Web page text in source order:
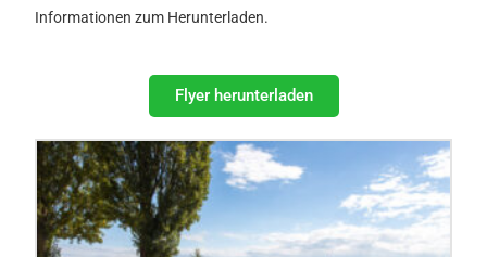
Informationen zum Herunterladen.
Flyer herunterladen